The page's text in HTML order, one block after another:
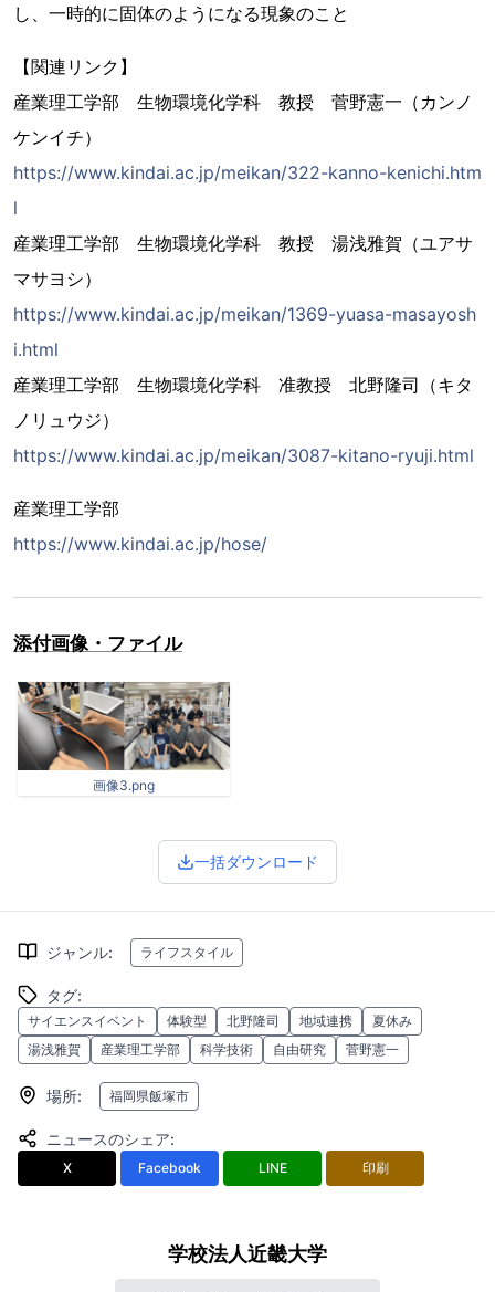
し、一時的に固体のようになる現象のこと
【関連リンク】
産業理工学部 生物環境化学科 教授 菅野憲一（カンノ
ケンイチ）
https://www.kindai.ac.jp/meikan/322-kanno-kenichi.htm
l
産業理工学部 生物環境化学科 教授 湯浅雅賀（ユアサ
マサヨシ）
https://www.kindai.ac.jp/meikan/1369-yuasa-masayosh
i.html
産業理工学部 生物環境化学科 准教授 北野隆司（キタ
ノリュウジ）
https://www.kindai.ac.jp/meikan/3087-kitano-ryuji.html
産業理工学部
https://www.kindai.ac.jp/hose/
添付画像・ファイル
画像3.png
一括ダウンロード
ジャンル: ライフスタイル
タグ:
サイエンスイベント 体験型 北野隆司 地域連携
夏休み
湯浅雅賀
産業理工学部 科学技術 自由研究 菅野憲一
場所: 福岡県飯塚市
ニュースのシェア:
X Facebook LINE 印刷
学校法人近畿大学